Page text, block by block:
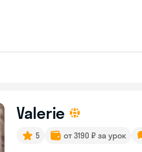
Valerie
5 от 3190 ₽ за урок